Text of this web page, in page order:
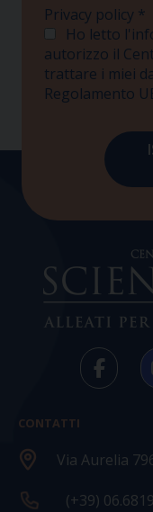
Privacy policy *
Ho letto
autorizzo il
trattare i miei
Regolamento
CONTATTI
Via Aurelia
(+39)